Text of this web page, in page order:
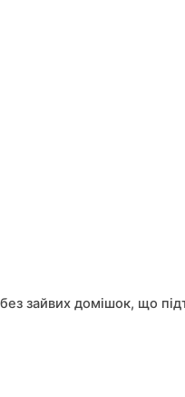
зайвих домішок, що